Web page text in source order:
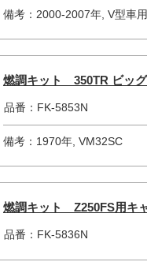
備考：2000-2007年, V型車用
燃調キット 350TR ビッグ
品番：FK-5853N
備考：1970年, VM32SC
燃調キット Z250FS用キ
品番：FK-5836N